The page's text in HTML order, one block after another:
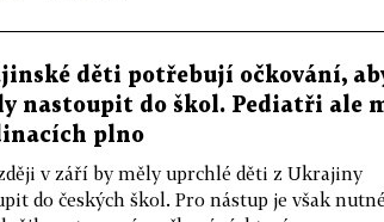
děti potřebují očkování,
nastoupit do škol. Pediatři ale
plno
v září by měly uprchlé děti z Ukrajiny
do českých škol. Pro nástup je však